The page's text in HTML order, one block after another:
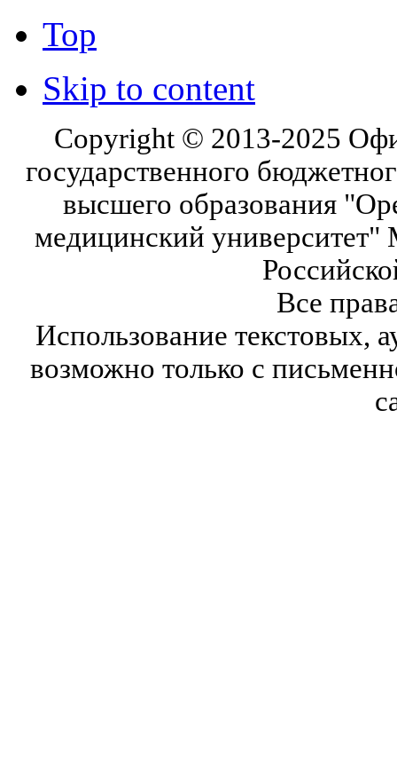
Top
Skip to content
Copyright © 2013-2025
государственного
высшего образования
медицинский университет"
Все
Использование текстовых,
возможно только с